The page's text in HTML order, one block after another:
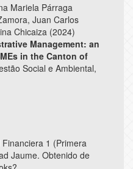
Mariela Párraga
Juan Carlos
Chicaiza (2024)
Management: an
in the Canton of
Social e Ambiental,
1 (Primera
Jaume. Obtenido de